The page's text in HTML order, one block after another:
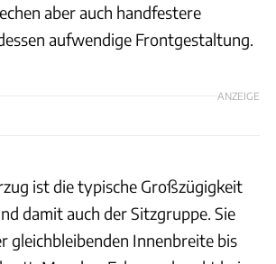
aber auch handfestere
aufwendige Frontgestaltung.
ANZEIGE
ist die typische Großzügigkeit
damit auch der Sitzgruppe. Sie
gleichbleibenden Innenbreite bis